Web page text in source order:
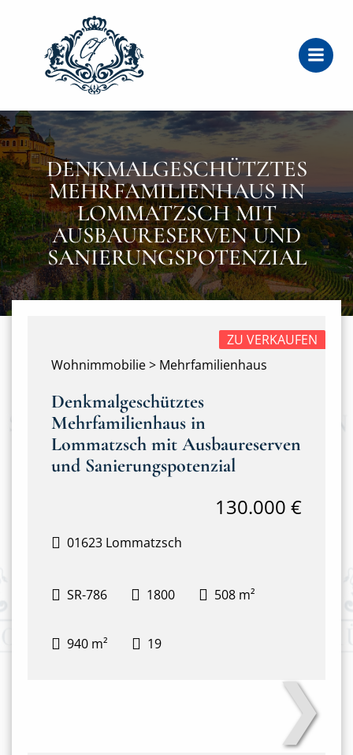
DENKMALGESCHÜTZTES
MEHRFAMILIENHAUS IN
LOMMATZSCH MIT
AUSBAURESERVEN UND
SANIERUNGSPOTENZIAL
Wohnimmobilie > Mehrfamilienhaus
ZU VERKAUFEN
Denkmalgeschütztes
Mehrfamilienhaus in
Lommatzsch mit Ausbaureserven
und Sanierungspotenzial
01623 Lommatzsch
130.000 €
SR-786 1800 508 m²
940 m² 19
❯